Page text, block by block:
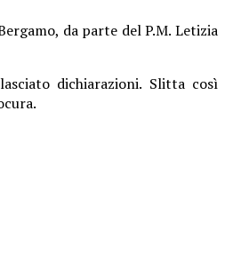
da parte del P.M. Letizia
dichiarazioni. Slitta così